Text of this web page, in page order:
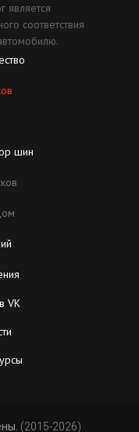
является
соответствия
шин
VK
(2015-2026)